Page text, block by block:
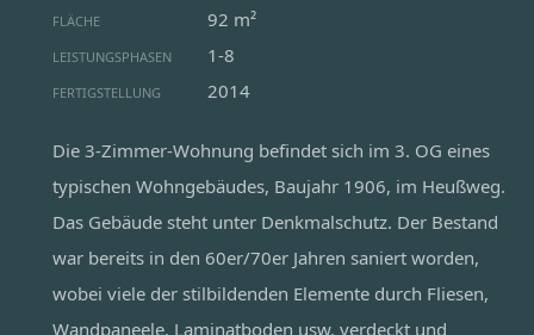
FLÄCHE 92 m²
LEISTUNGSPHASEN 1-8
FERTIGSTELLUNG 2014
Die 3-Zimmer-Wohnung befindet sich im 3. OG eines
typischen Wohngebäudes, Baujahr 1906, im Heußweg.
Das Gebäude steht unter Denkmalschutz. Der Bestand
war bereits in den 60er/70er Jahren saniert worden,
wobei viele der stilbildenden Elemente durch Fliesen,
Wandpaneele, Laminatboden usw. verdeckt und